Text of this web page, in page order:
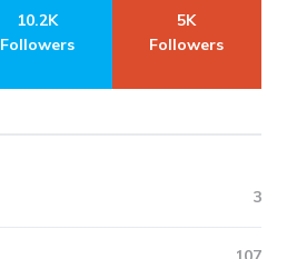
10.2K
Followers
5K
Followers
3